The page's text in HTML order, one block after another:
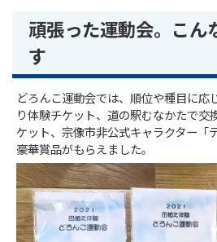
頑張った運動会。こん
す
どろんこ運動会では、順位や種目に応
り体験チケット、道の駅むなかたで交
ケット、宗像市非公式キャラクター「
豪華賞品がもらえました。